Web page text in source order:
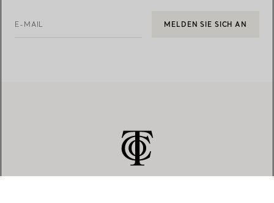
E-MAIL MELDEN SIE SICH AN